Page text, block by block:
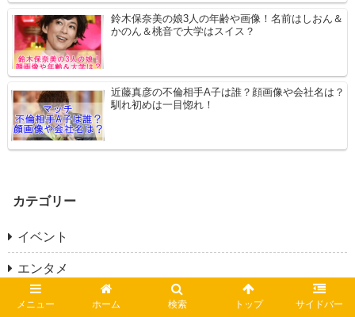
鈴木保奈美の娘3人の年齢や画像！名前はしおん＆
かのん＆桃音で大学はスイス？
近藤真彦の不倫相手A子は誰？顔画像や会社名は？
馴れ初めは一目惚れ！
カテゴリー
イベント
エンタメ
YouTuber
メニュー ホーム 検索 トップ サイドバー